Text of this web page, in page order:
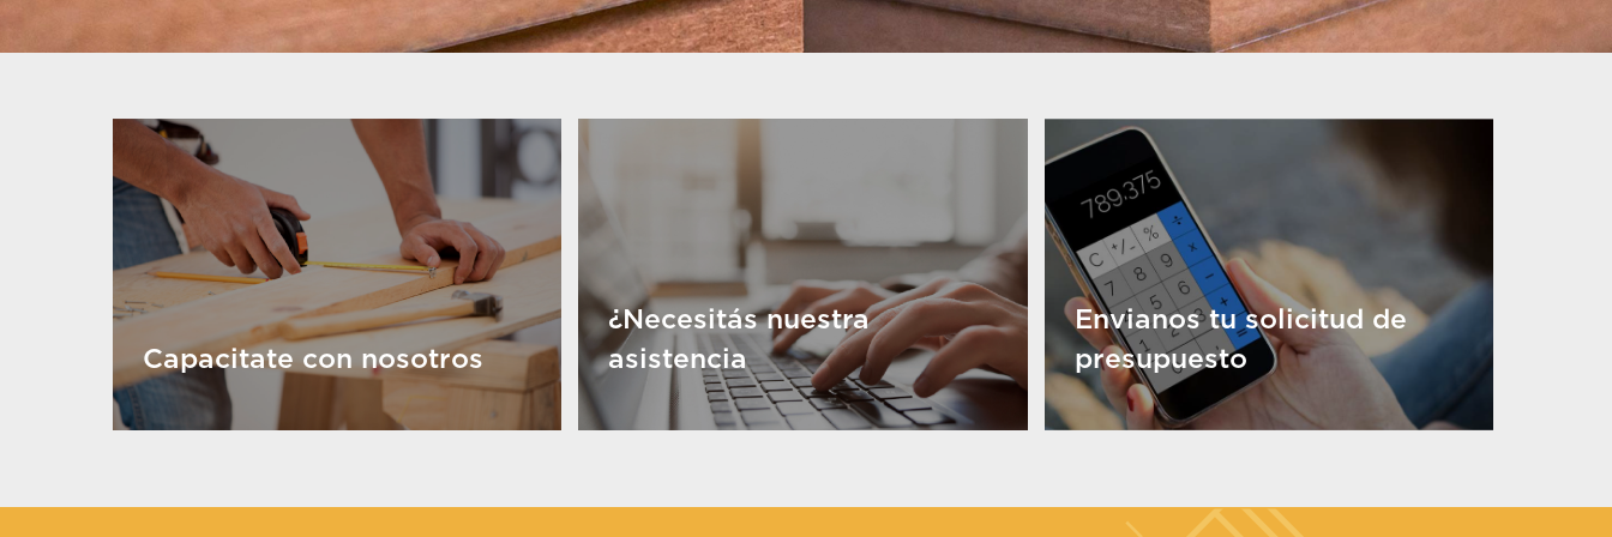
Capacitate con nosotros
¿Necesitás nuestra
asistencia
Envianos tu solicitud de
presupuesto